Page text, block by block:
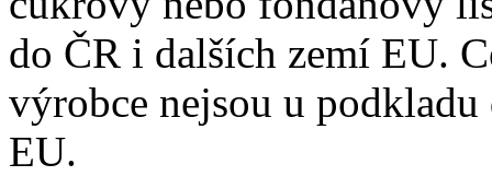
do ČR i dalších zemí EU.
výrobce nejsou u
EU.